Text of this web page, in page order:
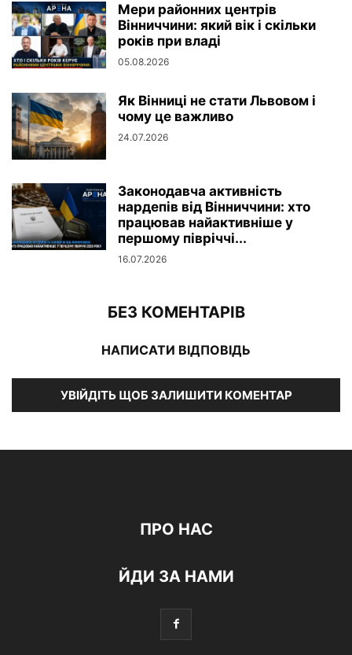
Мери районних центрів
Вінниччини: який вік і скільки
років при владі
05.08.2026
Як Вінниці не стати Львовом і
чому це важливо
24.07.2026
Законодавча активність
нардепів від Вінниччини: хто
працював найактивніше у
першому півріччі...
16.07.2026
БЕЗ КОМЕНТАРІВ
НАПИСАТИ ВІДПОВІДЬ
УВІЙДІТЬ ЩОБ ЗАЛИШИТИ КОМЕНТАР
ПРО НАС
ЙДИ ЗА НАМИ